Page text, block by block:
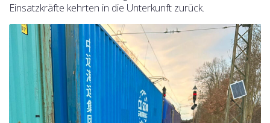
Einsatzkräfte kehrten in die Unterkunft zurück.